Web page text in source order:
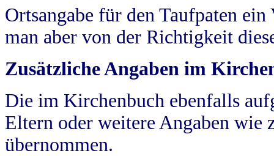
Ortsangabe für den Taufpaten
man aber von der Richtigkeit
Zusätzliche Angaben im
Die im Kirchenbuch ebenfalls
Eltern oder weitere Angaben wie
übernommen.